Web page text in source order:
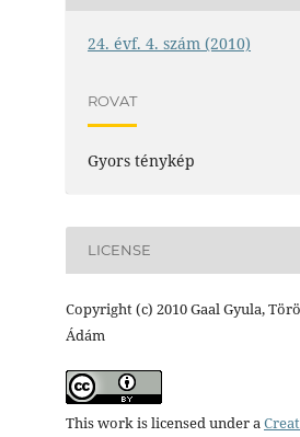
24. évf. 4. szám (2010)
ROVAT
Gyors ténykép
LICENSE
Copyright (c) 2010 Gaal Gyula,
Ádám
This work is licensed under a